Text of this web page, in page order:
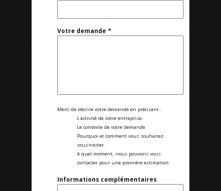
Votre demande *
Merci de décrire votre demande en précisant :
L'activité de votre entreprise.
Le contexte de votre demande.
Pourquoi et comment vous souhaitez
sous-traiter.
A quel moment, nous pouvons vous
contacter pour une première estimation.
Informations complémentaires